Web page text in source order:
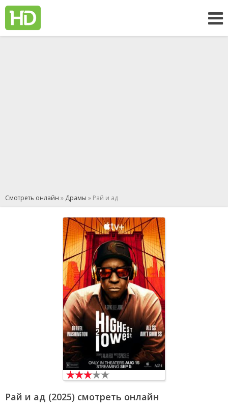
Смотреть онлайн » Драмы » Рай и ад
Рай и ад (2025) смотреть онлайн